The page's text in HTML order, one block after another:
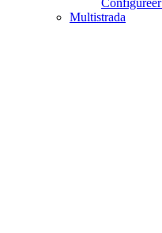
Multistrada